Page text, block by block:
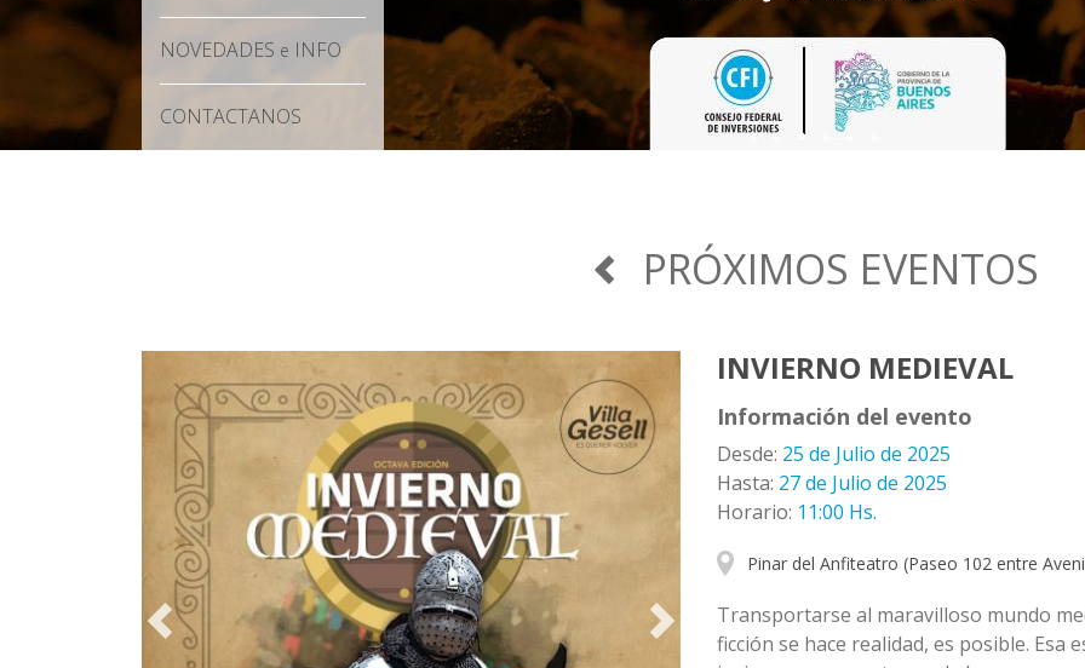
¡VUELVEN
45°
NOVEDADES e INFO
CONTACTANOS
PRÓXIMOS EVENTOS
INVIERNO MEDIEVAL
Información del evento
Desde: 25 de Julio de 2025
Hasta: 27 de Julio de 2025
Horario: 11:00 Hs.
Pinar del Anfiteatro (Paseo 102 entre
Transportarse al maravilloso mundo
ficción se hace realidad, es posible. Esa